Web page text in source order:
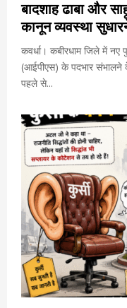
बादशाह ढाबा और
कानून व्यवस्था
कवर्धा। कबीरधाम जिले में नए
(आईपीएस) के पदभार
पहले से...